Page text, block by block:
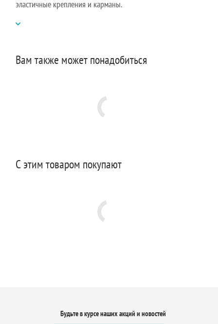
эластичные крепления и карманы.
Вам также может понадобиться
С этим товаром покупают
Будьте в курсе наших акций и новостей